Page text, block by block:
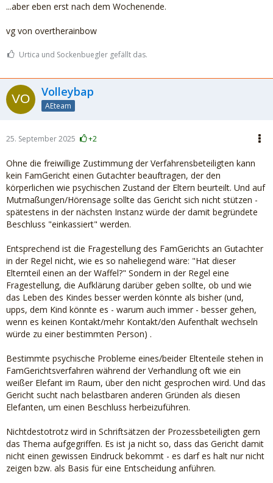
...aber eben erst nach dem Wochenende.
vg von overtherainbow
Urtica und Sockenbuegler gefällt das.
Volleybap
AEteam
25. September 2025 +2
Ohne die freiwillige Zustimmung der Verfahrensbeteiligten kann
kein FamGericht einen Gutachter beauftragen, der den
körperlichen wie psychischen Zustand der Eltern beurteilt. Und auf
Mutmaßungen/Hörensage sollte das Gericht sich nicht stützen -
spätestens in der nächsten Instanz würde der damit begründete
Beschluss "einkassiert" werden.
Entsprechend ist die Fragestellung des FamGerichts an Gutachter
in der Regel nicht, wie es so naheliegend wäre: "Hat dieser
Elternteil einen an der Waffel?" Sondern in der Regel eine
Fragestellung, die Aufklärung darüber geben sollte, ob und wie
das Leben des Kindes besser werden könnte als bisher (und,
upps, dem Kind könnte es - warum auch immer - besser gehen,
wenn es keinen Kontakt/mehr Kontakt/den Aufenthalt wechseln
würde zu einer bestimmten Person) .
Bestimmte psychische Probleme eines/beider Eltenteile stehen in
FamGerichtsverfahren während der Verhandlung oft wie ein
weißer Elefant im Raum, über den nicht gesprochen wird. Und das
Gericht sucht nach belastbaren anderen Gründen als diesen
Elefanten, um einen Beschluss herbeizuführen.
Nichtdestotrotz wird in Schriftsätzen der Prozessbeteiligten gern
das Thema aufgegriffen. Es ist ja nicht so, dass das Gericht damit
nicht einen gewissen Eindruck bekommt - es darf es halt nur nicht
zeigen bzw. als Basis für eine Entscheidung anführen.